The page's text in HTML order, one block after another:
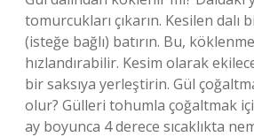
tomurcukları çıkarın. Kesilen
(isteğe bağlı) batırın. Bu,
hızlandırabilir. Kesim olarak
bir saksıya yerleştirin. Gül
olur? Gülleri tohumla çoğaltmak
ay boyunca 4 derece sıcaklıkta